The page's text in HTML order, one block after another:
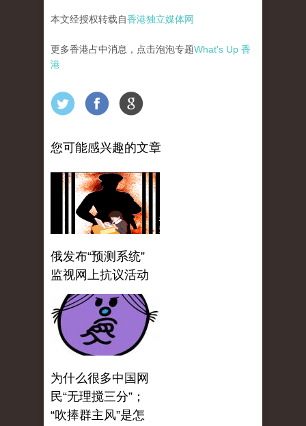
本文经授权转载自香港独立媒体网
更多香港占中消息，点击泡泡专题What's Up 香
港
您可能感兴趣的文章
俄发布“预测系统”
监视网上抗议活动
为什么很多中国网
民“无理搅三分”；
“吹捧群主风”是怎